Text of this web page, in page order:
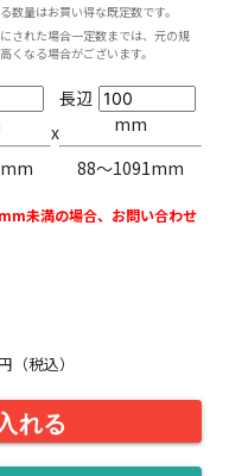
数量はお買い得な既定数です。
された場合一定数までは、元の規
くなる場合がございます。
x
長辺
mm
88〜1091mm
未満の場合、お問い合わせ
（税込）
れる